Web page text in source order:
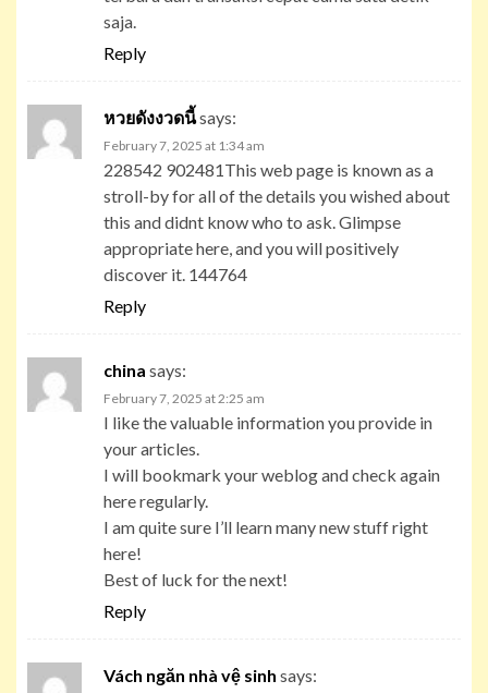
saja.
Reply
หวยดังงวดนี้says:
February 7, 2025 at 1:34 am
228542 902481This web page is known as a
stroll-by for all of the details you wished about
this and didnt know who to ask. Glimpse
appropriate here, and you will positively
discover it. 144764
Reply
china says:
February 7, 2025 at 2:25 am
I like the valuable information you provide in
your articles.
I will bookmark your weblog and check again
here regularly.
I am quite sure I’ll learn many new stuff right
here!
Best of luck for the next!
Reply
Vách ngăn nhà vệ sinh says: